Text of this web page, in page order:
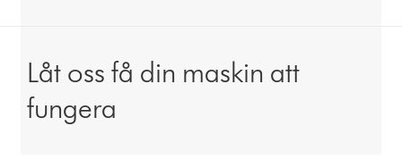
Låt oss få din maskin att
fungera